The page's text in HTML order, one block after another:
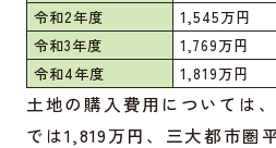
令和2年度
1,545万円
令和3年度
1,769万円
令和4年度
1,819万円
土地の購入費用については
では1,819万円、三大都市圏